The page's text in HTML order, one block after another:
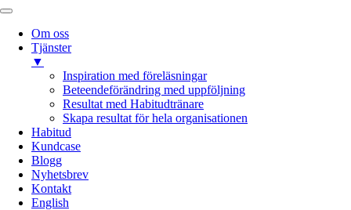
Om oss
Tjänster
▼
Inspiration med föreläsningar
Beteendeförändring med uppföljning
Resultat med Habitudtränare
Skapa resultat för hela organisationen
Habitud
Kundcase
Blogg
Nyhetsbrev
Kontakt
English